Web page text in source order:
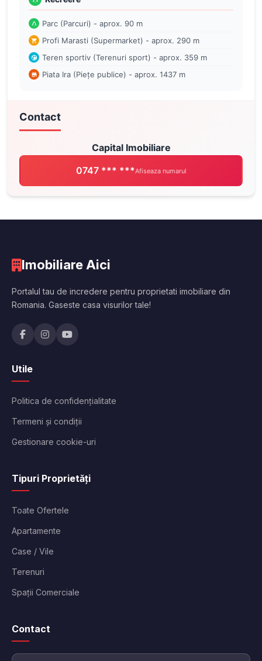
Parc (Parcuri) - aprox. 90 m
Profi Marasti (Supermarket) - aprox. 290 m
Teren sportiv (Terenuri sport) - aprox. 359 m
Piata Ira (Piețe publice) - aprox. 1437 m
Contact
Capital Imobiliare
0747 *** ***Afiseaza numarul
Imobiliare Aici
Portalul tau de incredere pentru proprietati imobiliare din
Romania. Gaseste casa visurilor tale!
Utile
Politica de confidențialitate
Termeni și condiții
Gestionare cookie-uri
Tipuri Proprietăți
Toate Ofertele
Apartamente
Case / Vile
Terenuri
Spații Comerciale
Contact